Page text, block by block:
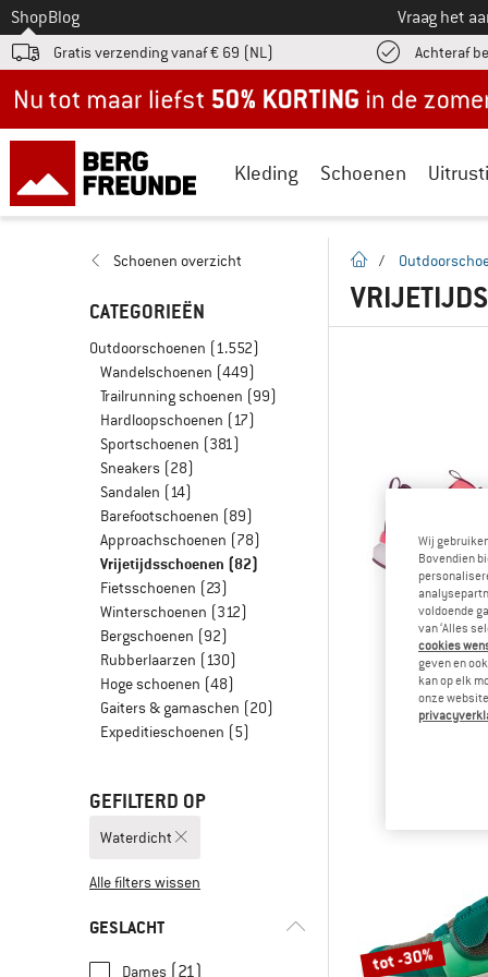
Naar
ShopBlog Vraag het
Gratis verzending vanaf € 69 (NL) Achteraf
Kleding Schoenen
Schoenen overzicht
CATEGORIEËN
Outdoorschoenen (1.552)
Wandelschoenen (449)
Trailrunning schoenen (99)
Hardloopschoenen (17)
Sportschoenen (381)
Sneakers (28)
Sandalen (14)
Barefootschoenen (89)
Approachschoenen (78)
Vrijetijdsschoenen (82)
Fietsschoenen (23)
Winterschoenen (312)
Bergschoenen (92)
Rubberlaarzen (130)
Hoge schoenen (48)
Gaiters & gamaschen (20)
Expeditieschoenen (5)
GEFILTERD OP
Waterdicht
Alle filters wissen
GESLACHT
Dames (21)
Startpagina
/
Kid's
tot -30%
Wij
Bovendien
voldoende
van ‘Alles
cookies
geven en
kan op elk
onze